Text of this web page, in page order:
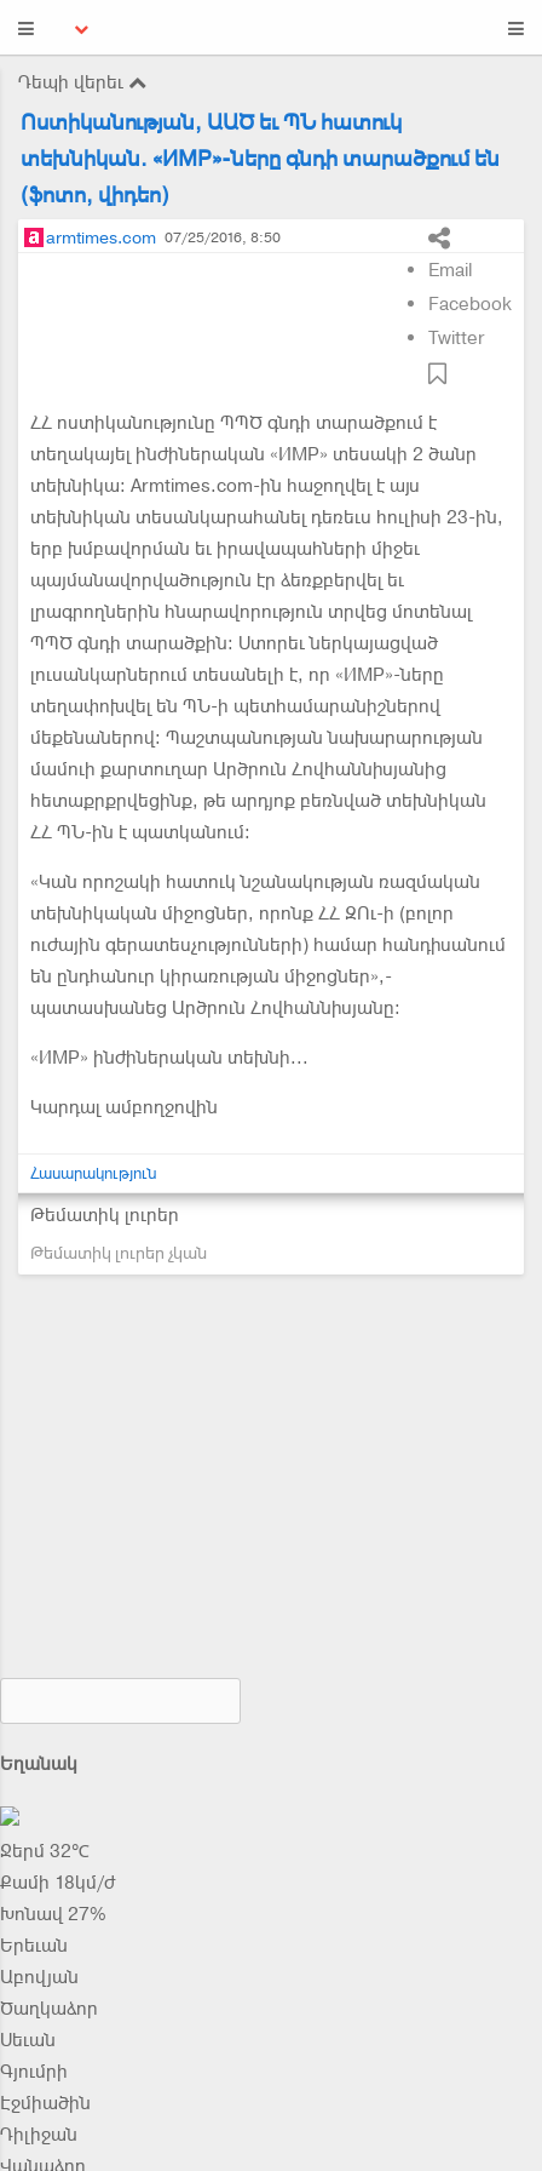
Դեպի վերեւ
Ոստիկանության, ԱԱԾ եւ ՊՆ հատուկ
տեխնիկան. «ИМР»-ները գնդի տարածքում են
(ֆոտո, վիդեո)
armtimes.com 07/25/2016, 8:50
Email
Facebook
Twitter
ՀՀ ոստիկանությունը ՊՊԾ գնդի տարածքում է
տեղակայել ինժիներական «ИМР» տեսակի 2 ծանր
տեխնիկա: Armtimes.com-ին հաջողվել է այս
տեխնիկան տեսանկարահանել դեռեւս հուլիսի 23-ին,
երբ խմբավորման եւ իրավապահների միջեւ
պայմանավորվածություն էր ձեռքբերվել եւ
լրագրողներին հնարավորություն տրվեց մոտենալ
ՊՊԾ գնդի տարածքին: Ստորեւ ներկայացված
լուսանկարներում տեսանելի է, որ «ИМР»-ները
տեղափոխվել են ՊՆ-ի պետհամարանիշներով
մեքենաներով: Պաշտպանության նախարարության
մամուի քարտուղար Արծրուն Հովհաննիսյանից
հետաքրքրվեցինք, թե արդյոք բեռնված տեխնիկան
ՀՀ ՊՆ-ին է պատկանում:
«Կան որոշակի հատուկ նշանակության ռազմական
տեխնիկական միջոցներ, որոնք ՀՀ ԶՈւ-ի (բոլոր
ուժային գերատեսչությունների) համար հանդիսանում
են ընդհանուր կիրառության միջոցներ»,-
պատասխանեց Արծրուն Հովհաննիսյանը:
«ИМР» ինժիներական տեխնի...
Կարդալ ամբողջովին
Հասարակություն
Թեմատիկ լուրեր
Թեմատիկ լուրեր չկան
Եղանակ
Ջերմ 32℃
Քամի 18կմ/ժ
Խոնավ 27%
Երեւան
Աբովյան
Ծաղկաձոր
Սեւան
Գյումրի
Էջմիածին
Դիլիջան
Վանաձոր